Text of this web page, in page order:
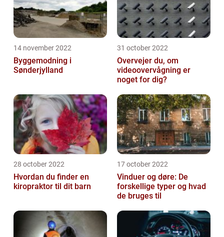
14 november 2022
Byggemodning i
Sønderjylland
31 october 2022
Overvejer du, om
videoovervågning er
noget for dig?
28 october 2022
Hvordan du finder en
kiropraktor til dit barn
17 october 2022
Vinduer og døre: De
forskellige typer og hvad
de bruges til